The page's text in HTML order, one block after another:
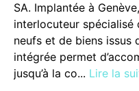
SA. Implantée à
interlocuteur
neufs et de biens issus
intégrée permet
jusqu’à la co... Lire la